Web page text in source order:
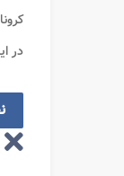
در